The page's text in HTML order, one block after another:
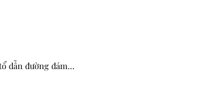
dẫn đường đám...